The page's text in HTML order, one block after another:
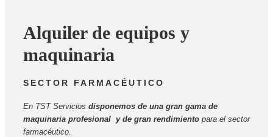
Alquiler de equipos y
maquinaria
SECTOR FARMACÉUTICO
En TST Servicios disponemos de una gran gama de
maquinaria profesional y de gran rendimiento para el sector
farmacéutico.